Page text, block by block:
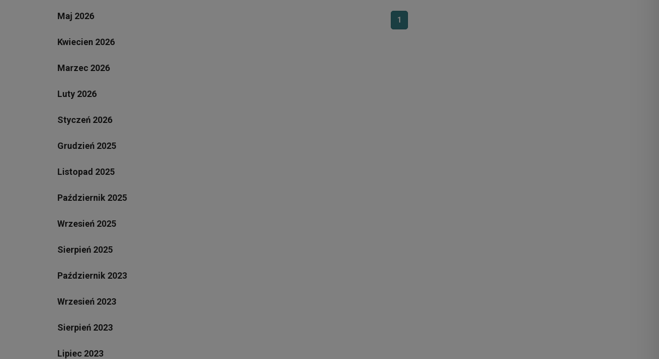
1
Maj 2026
Kwiecien 2026
Marzec 2026
Luty 2026
Styczeń 2026
Grudzień 2025
Listopad 2025
Październik 2025
Wrzesień 2025
Sierpień 2025
Październik 2023
Wrzesień 2023
Sierpień 2023
Lipiec 2023